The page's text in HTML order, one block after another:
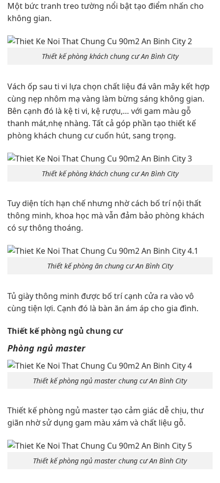
Một bức tranh treo tường nổi bật tạo điểm nhấn cho
không gian.
Thiết kế phòng khách chung cư An Bình City
Vách ốp sau ti vi lựa chọn chất liệu đá vân mây kết hợp
cùng nẹp nhôm mạ vàng làm bừng sáng không gian.
Bên cạnh đó là kệ ti vi, kệ rượu,… với gam màu gỗ
thanh mát,nhẹ nhàng. Tất cả góp phần tạo thiết kế
phòng khách chung cư cuốn hút, sang trọng.
Thiết kế phòng khách chung cư An Bình City
Tuy diện tích hạn chế nhưng nhờ cách bố trí nội thất
thông minh, khoa học mà vẫn đảm bảo phòng khách
có sự thông thoáng.
Thiết kế phòng ăn chung cư An Bình City
Tủ giày thông minh được bố trí cạnh cửa ra vào vô
cùng tiện lợi. Cạnh đó là bàn ăn ám áp cho gia đình.
Thiết kế phòng ngủ chung cư
Phòng ngủ master
Thiết kế phòng ngủ master chung cư An Bình City
Thiết kế phòng ngủ master tạo cảm giác dễ chịu, thư
giãn nhờ sử dụng gam màu xám và chất liệu gỗ.
Thiết kế phòng ngủ master chung cư An Bình City